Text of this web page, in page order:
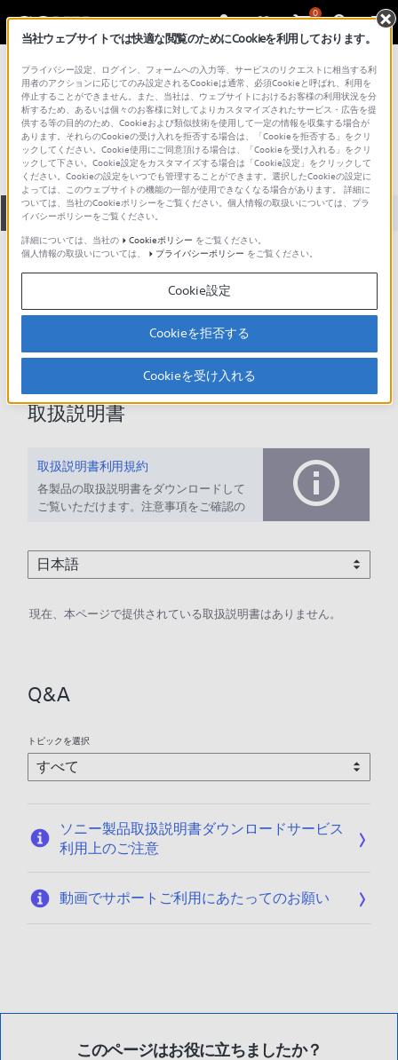
0
総合サポート・お問い合わせ プロフェッショナル／業務用
DXC-537AH
全て ダウンロード 取扱説明書 Q&A
ダウンロード
現在、本ページで提供されているアップデート情報はありませ
取扱説明書
取扱説明書利用規約
各製品の取扱説明書をダウンロードして
ご覧いただけます。注意事項をご確認の
現在、本ページで提供されている取扱説明書はありません。
Q&A
トピックを選択
ソニー製品取扱説明書ダウンロードサービス
利用上のご注意
動画でサポートご利用にあたってのお願い
このページはお役に立ちましたか？
当社ウェブサイトでは快適な閲覧のためにCookieを利用しております。
プライバシー設定、ログイン、フォームへの入力等、サービスのリクエストに相当する利
用者のアクションに応じてのみ設定されるCookieは通常、必須Cookieと呼ばれ、利用を
停止することができません。また、当社は、ウェブサイトにおけるお客様の利用状況を分
析するため、あるいは個々のお客様に対してよりカスタマイズされたサービス・広告を提
供する等の目的のため、Cookieおよび類似技術を使用して一定の情報を収集する場合が
あります。それらのCookieの受け入れを拒否する場合は、「Cookieを拒否する」をクリ
ックしてください。Cookie使用にご同意頂ける場合は、「Cookieを受け入れる」をクリ
ックして下さい。Cookie設定をカスタマイズする場合は「Cookie設定」をクリックして
ください。Cookieの設定をいつでも管理することができます。選択したCookieの設定に
よっては、このウェブサイトの機能の一部が使用できなくなる場合があります。 詳細に
ついては、当社のCookieポリシーをご覧ください。個人情報の取扱いについては、プラ
イバシーポリシーをご覧ください。
詳細については、当社の
Cookieポリシー をご覧ください。
個人情報の取扱いについては、
プライバシーポリシー をご覧ください。
Cookie設定
Cookieを拒否する
Cookieを受け入れる